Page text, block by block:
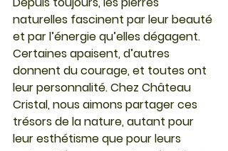
naturelles fascinent par leur beauté
et par l’énergie qu’elles dégagent.
Certaines apaisent, d’autres
donnent du courage, et toutes ont
leur personnalité. Chez Château
Cristal, nous aimons partager ces
trésors de la nature, autant pour
leur esthétisme que pour leurs